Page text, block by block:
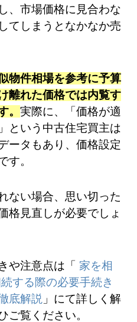
、市場価格に見合わな
てしまうとなかなか売
物件相場を参考に予算
離れた価格では内覧す
。実際に、「価格が適
という中古住宅買主は
ータもあり、価格設定
す​。
ない場合、思い切った
格見直しが必要でしょ
や注意点は「 家を相
する際の必要手続き
底解説 」にて詳しく解
ご覧ください。